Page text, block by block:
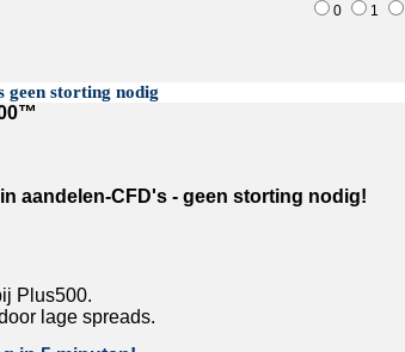
0
1
geen storting nodig
aandelen-CFD's - geen storting nodig!
Plus500.
lage spreads.